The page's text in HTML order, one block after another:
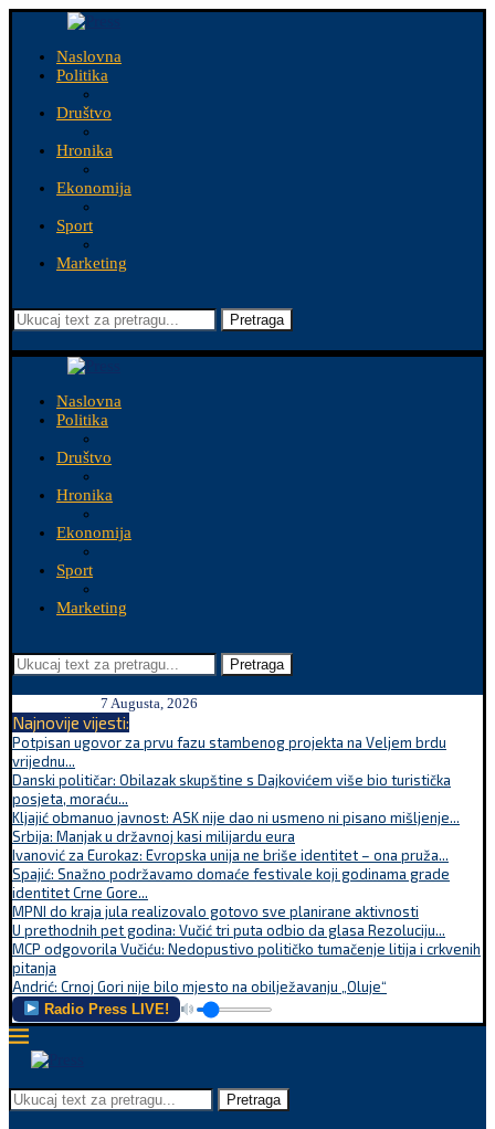
Naslovna
Politika
Društvo
Hronika
Ekonomija
Sport
Marketing
Pretraga
Naslovna
Politika
Društvo
Hronika
Ekonomija
Sport
Marketing
Pretraga
7 Augusta, 2026
Najnovije vijesti:
Potpisan ugovor za prvu fazu stambenog projekta na Veljem brdu
vrijednu...
Danski političar: Obilazak skupštine s Dajkovićem više bio turistička
posjeta, moraću...
Kljajić obmanuo javnost: ASK nije dao ni usmeno ni pisano mišljenje...
Srbija: Manjak u državnoj kasi milijardu eura
Ivanović za Eurokaz: Evropska unija ne briše identitet – ona pruža...
Spajić: Snažno podržavamo domaće festivale koji godinama grade
identitet Crne Gore...
MPNI do kraja jula realizovalo gotovo sve planirane aktivnosti
U prethodnih pet godina: Vučić tri puta odbio da glasa Rezoluciju...
MCP odgovorila Vučiću: Nedopustivo političko tumačenje litija i crkvenih
pitanja
Andrić: Crnoj Gori nije bilo mjesto na obilježavanju „Oluje“
Radio Press LIVE!
Pretraga